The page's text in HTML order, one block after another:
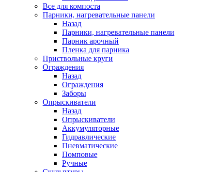
Все для компоста
Парники, нагревательные панели
Назад
Парники, нагревательные панели
Парник арочный
Пленка для парника
Приствольные круги
Ограждения
Назад
Ограждения
Заборы
Опрыскиватели
Назад
Опрыскиватели
Аккумуляторные
Гидравлические
Пневматические
Помповые
Ручные